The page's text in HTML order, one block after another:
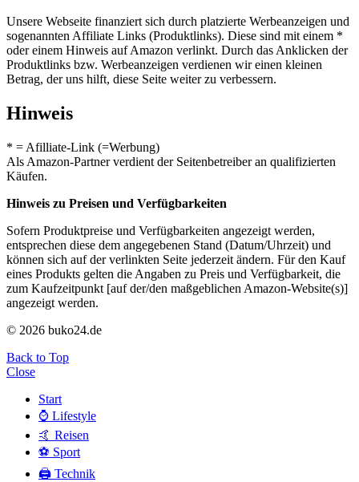
Unsere Webseite finanziert sich durch platzierte Werbeanzeigen und
sogenannten Affiliate Links (Produktlinks). Diese sind mit einem *
oder einem Hinweis auf Amazon verlinkt. Durch das Anklicken der
Produktlinks bzw. Werbeanzeigen verdienen wir einen kleinen
Betrag, der uns hilft, diese Seite weiter zu verbessern.
Hinweis
* = Afilliate-Link (=Werbung)
Als Amazon-Partner verdient der Seitenbetreiber an qualifizierten
Käufen.
Hinweis zu Preisen und Verfügbarkeiten
Sofern Produktpreise und Verfügbarkeiten angezeigt werden,
entsprechen diese dem angegebenen Stand (Datum/Uhrzeit) und
können sich auf der verlinkten Seite jederzeit ändern. Für den Kauf
eines Produkts gelten die Angaben zu Preis und Verfügbarkeit, die
zum Kaufzeitpunkt [auf der/den maßgeblichen Amazon-Website(s)]
angezeigt werden.
© 2026 buko24.de
Back to Top
Close
Start
⌚️ Lifestyle
🤙 Reisen
⚽️ Sport
🖨️ Technik